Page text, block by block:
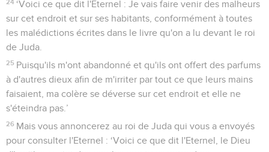
24 ‘Voici ce que dit l'Eternel : Je vais faire venir des malheurs
sur cet endroit et sur ses habitants, conformément à toutes
les malédictions écrites dans le livre qu'on a lu devant le roi
de Juda.
25 Puisqu'ils m'ont abandonné et qu'ils ont offert des parfums
à d'autres dieux afin de m'irriter par tout ce que leurs mains
faisaient, ma colère se déverse sur cet endroit et elle ne
s'éteindra pas.’
26 Mais vous annoncerez au roi de Juda qui vous a envoyés
pour consulter l'Eternel : ‘Voici ce que dit l'Eternel, le Dieu